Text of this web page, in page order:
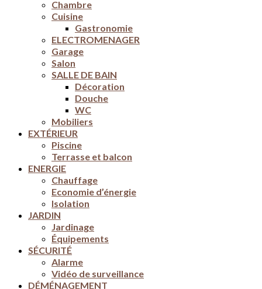
Chambre
Cuisine
Gastronomie
ELECTROMENAGER
Garage
Salon
SALLE DE BAIN
Décoration
Douche
WC
Mobiliers
EXTÉRIEUR
Piscine
Terrasse et balcon
ENERGIE
Chauffage
Economie d’énergie
Isolation
JARDIN
Jardinage
Équipements
SÉCURITÉ
Alarme
Vidéo de surveillance
DÉMÉNAGEMENT